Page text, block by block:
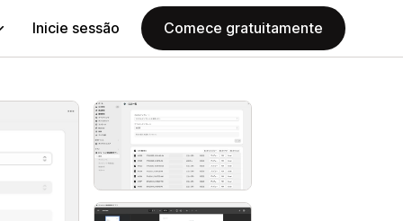
Inicie sessão Comece gratuitamente